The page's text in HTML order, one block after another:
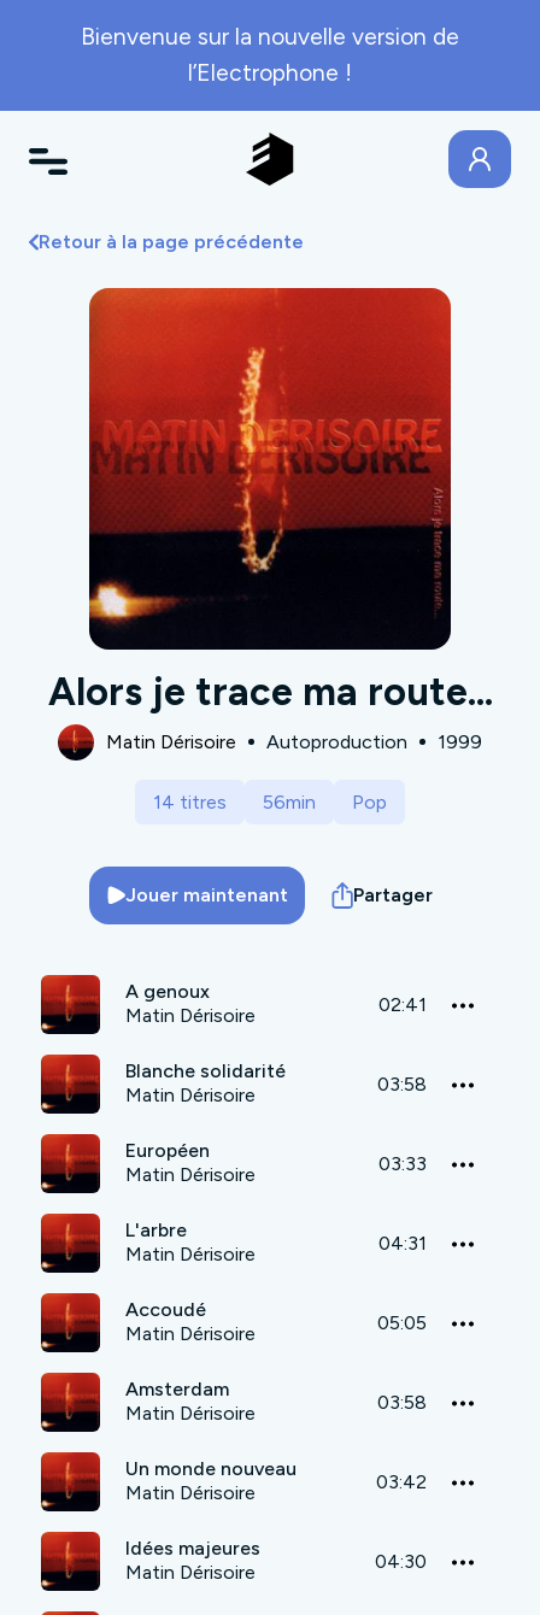
Bienvenue sur la nouvelle version de
l’Electrophone !
Retour à la page précédente
Alors je trace ma route...
Matin Dérisoire Autoproduction 1999
14 titres 56min Pop
Jouer maintenant Partager
A genoux
Matin Dérisoire
02:41
Blanche solidarité
Matin Dérisoire
03:58
Européen
Matin Dérisoire
03:33
L'arbre
Matin Dérisoire
04:31
Accoudé
Matin Dérisoire
05:05
Amsterdam
Matin Dérisoire
03:58
Un monde nouveau
Matin Dérisoire
03:42
Idées majeures
Matin Dérisoire
04:30